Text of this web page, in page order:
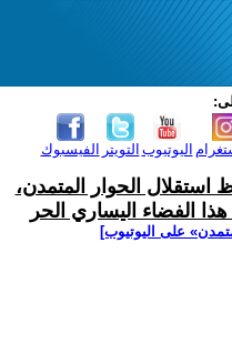
الفيسبوك التويتر اليوتيوب
استقلال الحوار المتمدن،
الفضاء اليساري الحر
على اليوتيوب]